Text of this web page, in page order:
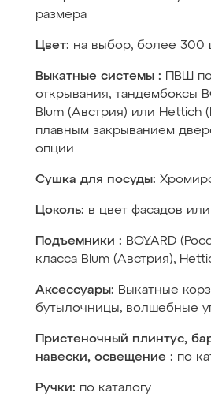
размера
Цвет: на выбор, более 300
Выкатные системы :
ПВШ
открывания, тандембоксы
Blum (Австрия) или Hettich
плавным закрыванием
опции
Сушка для посуды:
Цоколь: в цвет фасадов
Подъемники : BOYARD
класса Blum (Австрия),
Аксессуары: Выкатные
бутылочницы, волшебные
Пристеночный плинтус,
навески, освещение : по
Ручки: по каталогу